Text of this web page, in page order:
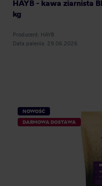
HAYB - kawa ziarnista
kg
Producent: HAYB
Data palenia: 29.06.2026
NOWOŚĆ
DARMOWA DOSTAWA